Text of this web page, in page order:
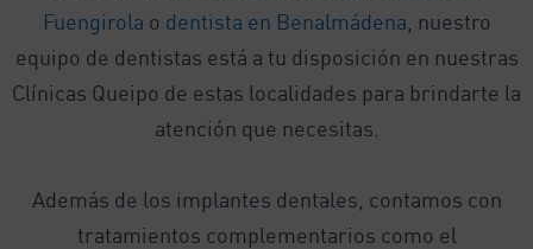
Fuengirola o dentista en Benalmádena , nuestro
equipo de dentistas está a tu disposición en nuestras
Clínicas Queipo de estas localidades para brindarte la
atención que necesitas.
Además de los implantes dentales, contamos con
tratamientos complementarios como el